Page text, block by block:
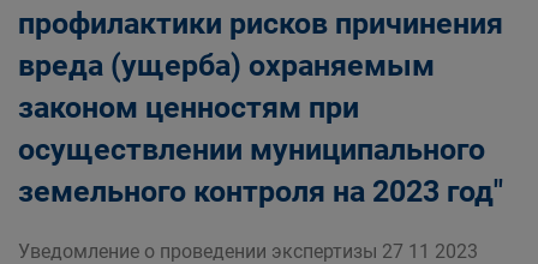
профилактики рисков причинения
вреда (ущерба) охраняемым
законом ценностям при
осуществлении муниципального
земельного контроля на 2023 год"
Уведомление о проведении экспертизы 27 11 2023